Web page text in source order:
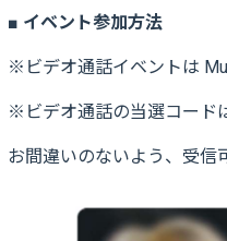
■ イベント参加方法
※ビデオ通話イベントは
※ビデオ通話の当選コード
お間違いのないよう、受信